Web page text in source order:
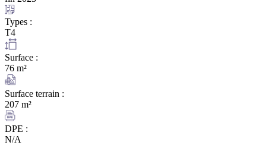
Types :
T4
Surface :
76 m²
Surface terrain :
207 m²
DPE :
N/A